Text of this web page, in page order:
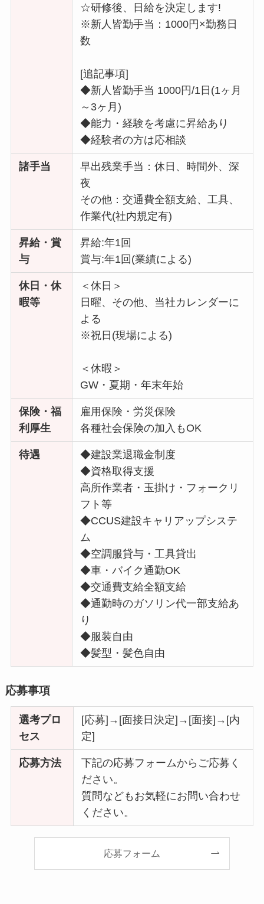
☆研修後、日給を決定します!
※新人皆勤手当：1000円×勤務日
数
[追記事項]
◆新人皆勤手当 1000円/1日(1ヶ月
～3ヶ月)
◆能力・経験を考慮に昇給あり
◆経験者の方は応相談
諸手当
早出残業手当：休日、時間外、深
夜
その他：交通費全額支給、工具、
作業代(社内規定有)
昇給・賞
与
昇給:年1回
賞与:年1回(業績による)
休日・休
暇等
＜休日＞
日曜、その他、当社カレンダーに
よる
※祝日(現場による)
＜休暇＞
GW・夏期・年末年始
保険・福
利厚生
雇用保険・労災保険
各種社会保険の加入もOK
待遇
◆建設業退職金制度
◆資格取得支援
高所作業者・玉掛け・フォークリ
フト等
◆CCUS建設キャリアップシステ
ム
◆空調服貸与・工具貸出
◆車・バイク通勤OK
◆交通費支給全額支給
◆通勤時のガソリン代一部支給あ
り
◆服装自由
◆髪型・髪色自由
応募事項
選考プロ
セス
[応募]→[面接日決定]→[面接]→[内
定]
応募方法
下記の応募フォームからご応募く
ださい。
質問などもお気軽にお問い合わせ
ください。
応募フォーム